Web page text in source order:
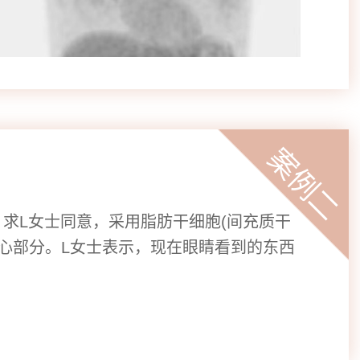
L女士同意，采用脂肪干细胞(间充质干
部分。L女士表示，现在眼睛看到的东西